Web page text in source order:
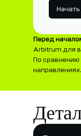
Начать
Перед
Arbitrum для
По сравнению
направлениях.